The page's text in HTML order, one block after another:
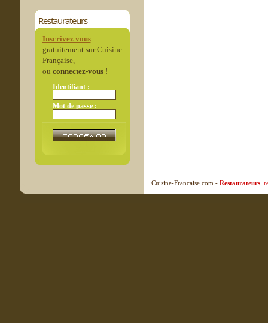
Restaurateurs
Inscrivez vous
gratuitement sur Cuisine
Française,
ou connectez-vous!
Identifiant :
Mot de passe :
Cuisine-Francaise.com - Restaurateurs ,